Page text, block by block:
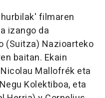
filmaren
izango da
(Suitza) Nazioarteko
baitan. Ekain
Mallofrék eta
Kolektiboa, eta